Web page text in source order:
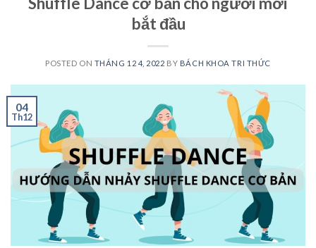
bắt đầu
POSTED ON THÁNG 12 4, 2022 BY BÁCH KHOA TRI THỨC
04
Th12